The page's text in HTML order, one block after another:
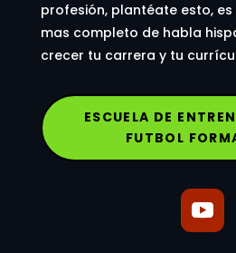
profesión, plantéate esto,
mas completo de habla
crecer tu carrera y tu
ESCUELA DE
FUTBOL